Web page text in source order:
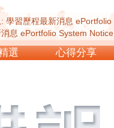
學習歷程最新消息
息 ePortfolio System
System Notice...
選 心得分享